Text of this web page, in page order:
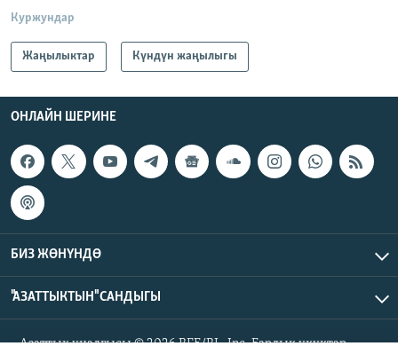
Куржундар
Жаңылыктар Күндүн жаңылыгы
ОНЛАЙН ШЕРИНЕ
БИЗ ЖӨНҮНДӨ
"АЗАТТЫКТЫН" САНДЫГЫ
Азаттык үналгысы © 2026 RFE/RL, Inc. Бардык укуктар